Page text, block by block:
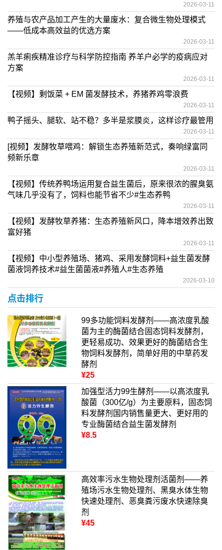
2026-03-11
养殖与农产品加工产生的大量废水：复合微生物处理模式
——低成本高效益的优选方案
2026-03-11
羔羊痢疾精准诊疗与科学防控指南 养羊户必学的疫病应对
方案
2026-03-11
【视频】剩饭菜 + EM 菌发酵技术，养猪养鸡零浪费
2026-03-11
鸭子摇头、腿软、站不稳？多半是浆膜炎，这样诊疗最管用
2026-03-11
[视频】发酵牧草喂鸡：解锁生态养殖新范式，奏响绿富同
频新乐章
2026-03-11
【视频】传统养鸭场运用复合益生菌后，原来很浓的腥臭氨
气味几乎没有了，饲料也能节省不少#生态养鸭
2026-03-11
【视频】发酵牧草养猪：生态养殖新风口，降本增效养出致
富好猪
2026-03-11
【视频】中小型养殖场、猪鸡、采用发酵饲料+益生菌发酵
菌液饲养技术#益生菌菌液#养殖人#生态养殖
2026-03-10
点击排行
99多功能饲料发酵剂——高浓度乳酸
菌为主的酶菌结合固态饲料发酵剂，
更轻易成功、效果更好的酶菌结合生
物饲料发酵剂，简单好用的中草药发
酵剂
¥25
加强型活力99生酵剂——以高浓度乳
酸菌（300亿/g）为主要原料，固态饲
料发酵剂国内销售量更大、更好用的
专业酶菌结合益生菌发酵剂
¥8.5
高效率污水生物处理剂活菌剂——养
殖场污水生物处理剂、黑臭水体生物
快速处理剂、恶臭粪污废水快速除臭
剂
¥45